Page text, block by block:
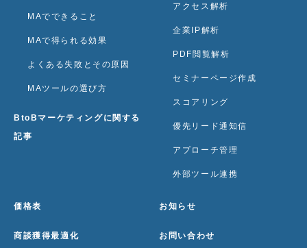
MAでできること
MAで得られる効果
よくある失敗とその原因
MAツールの選び方
BtoBマーケティングに関する
記事
アクセス解析
企業IP解析
PDF閲覧解析
セミナーページ作成
スコアリング
優先リード通知信
アプローチ管理
外部ツール連携
価格表
商談獲得最適化
お知らせ
お問い合わせ